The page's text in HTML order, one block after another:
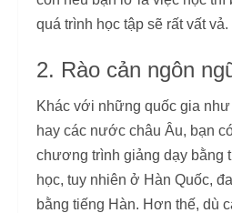
quá trình học tập sẽ rất vất vả.
2. Rào cản ngôn
Khác với những quốc gia như
hay các nước châu Âu, bạn
chương trình giảng dạy bằng
học, tuy nhiên ở Hàn Quốc,
bằng tiếng Hàn. Hơn thế, dù